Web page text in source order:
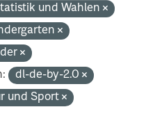
und Wahlen
dl-de-by-2.0
und Sport